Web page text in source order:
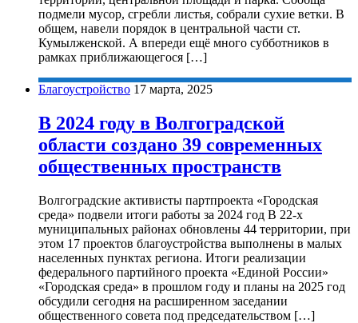
подмели мусор, сгребли листья, собрали сухие ветки. В
общем, навели порядок в центральной части ст.
Кумылженской. А впереди ещё много субботников в
рамках приближающегося […]
Благоустройство 17 марта, 2025
В 2024 году в Волгоградской
области создано 39 современных
общественных пространств
Волгоградские активисты партпроекта «Городская
среда» подвели итоги работы за 2024 год В 22-х
муниципальных районах обновлены 44 территории, при
этом 17 проектов благоустройства выполнены в малых
населенных пунктах региона. Итоги реализации
федерального партийного проекта «Единой России»
«Городская среда» в прошлом году и планы на 2025 год
обсудили сегодня на расширенном заседании
общественного совета под председательством […]